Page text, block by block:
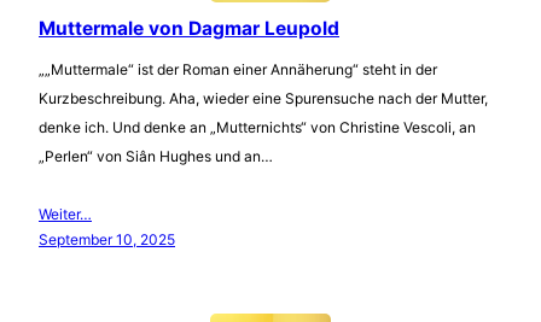
Muttermale von Dagmar Leupold
„„Muttermale“ ist der Roman einer Annäherung“ steht in der
Kurzbeschreibung. Aha, wieder eine Spurensuche nach der Mutter,
denke ich. Und denke an „Mutternichts“ von Christine Vescoli, an
„Perlen“ von Siân Hughes und an…
Weiter…
September 10, 2025